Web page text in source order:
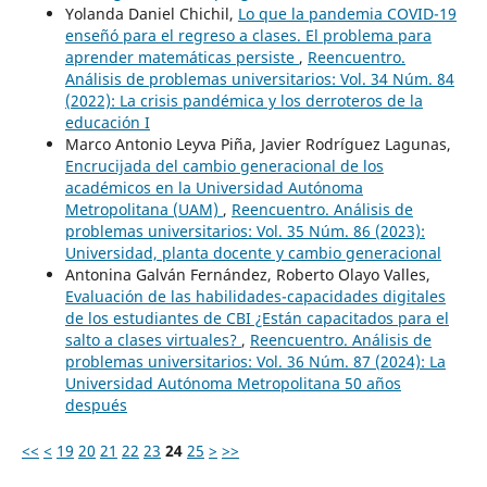
Yolanda Daniel Chichil, Lo que la pandemia COVID-19
enseñó para el regreso a clases. El problema para
aprender matemáticas persiste , Reencuentro.
Análisis de problemas universitarios: Vol. 34 Núm. 84
(2022): La crisis pandémica y los derroteros de la
educación I
Marco Antonio Leyva Piña, Javier Rodríguez Lagunas,
Encrucijada del cambio generacional de los
académicos en la Universidad Autónoma
Metropolitana (UAM) , Reencuentro. Análisis de
problemas universitarios: Vol. 35 Núm. 86 (2023):
Universidad, planta docente y cambio generacional
Antonina Galván Fernández, Roberto Olayo Valles,
Evaluación de las habilidades-capacidades digitales
de los estudiantes de CBI ¿Están capacitados para el
salto a clases virtuales? , Reencuentro. Análisis de
problemas universitarios: Vol. 36 Núm. 87 (2024): La
Universidad Autónoma Metropolitana 50 años
después
<< < 19 20 21 22 23 24 25 > >>